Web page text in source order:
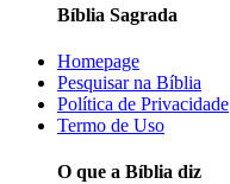
Bíblia Sagrada
Homepage
Pesquisar na Bíblia
Política de Privacidade
Termo de Uso
O que a Bíblia diz